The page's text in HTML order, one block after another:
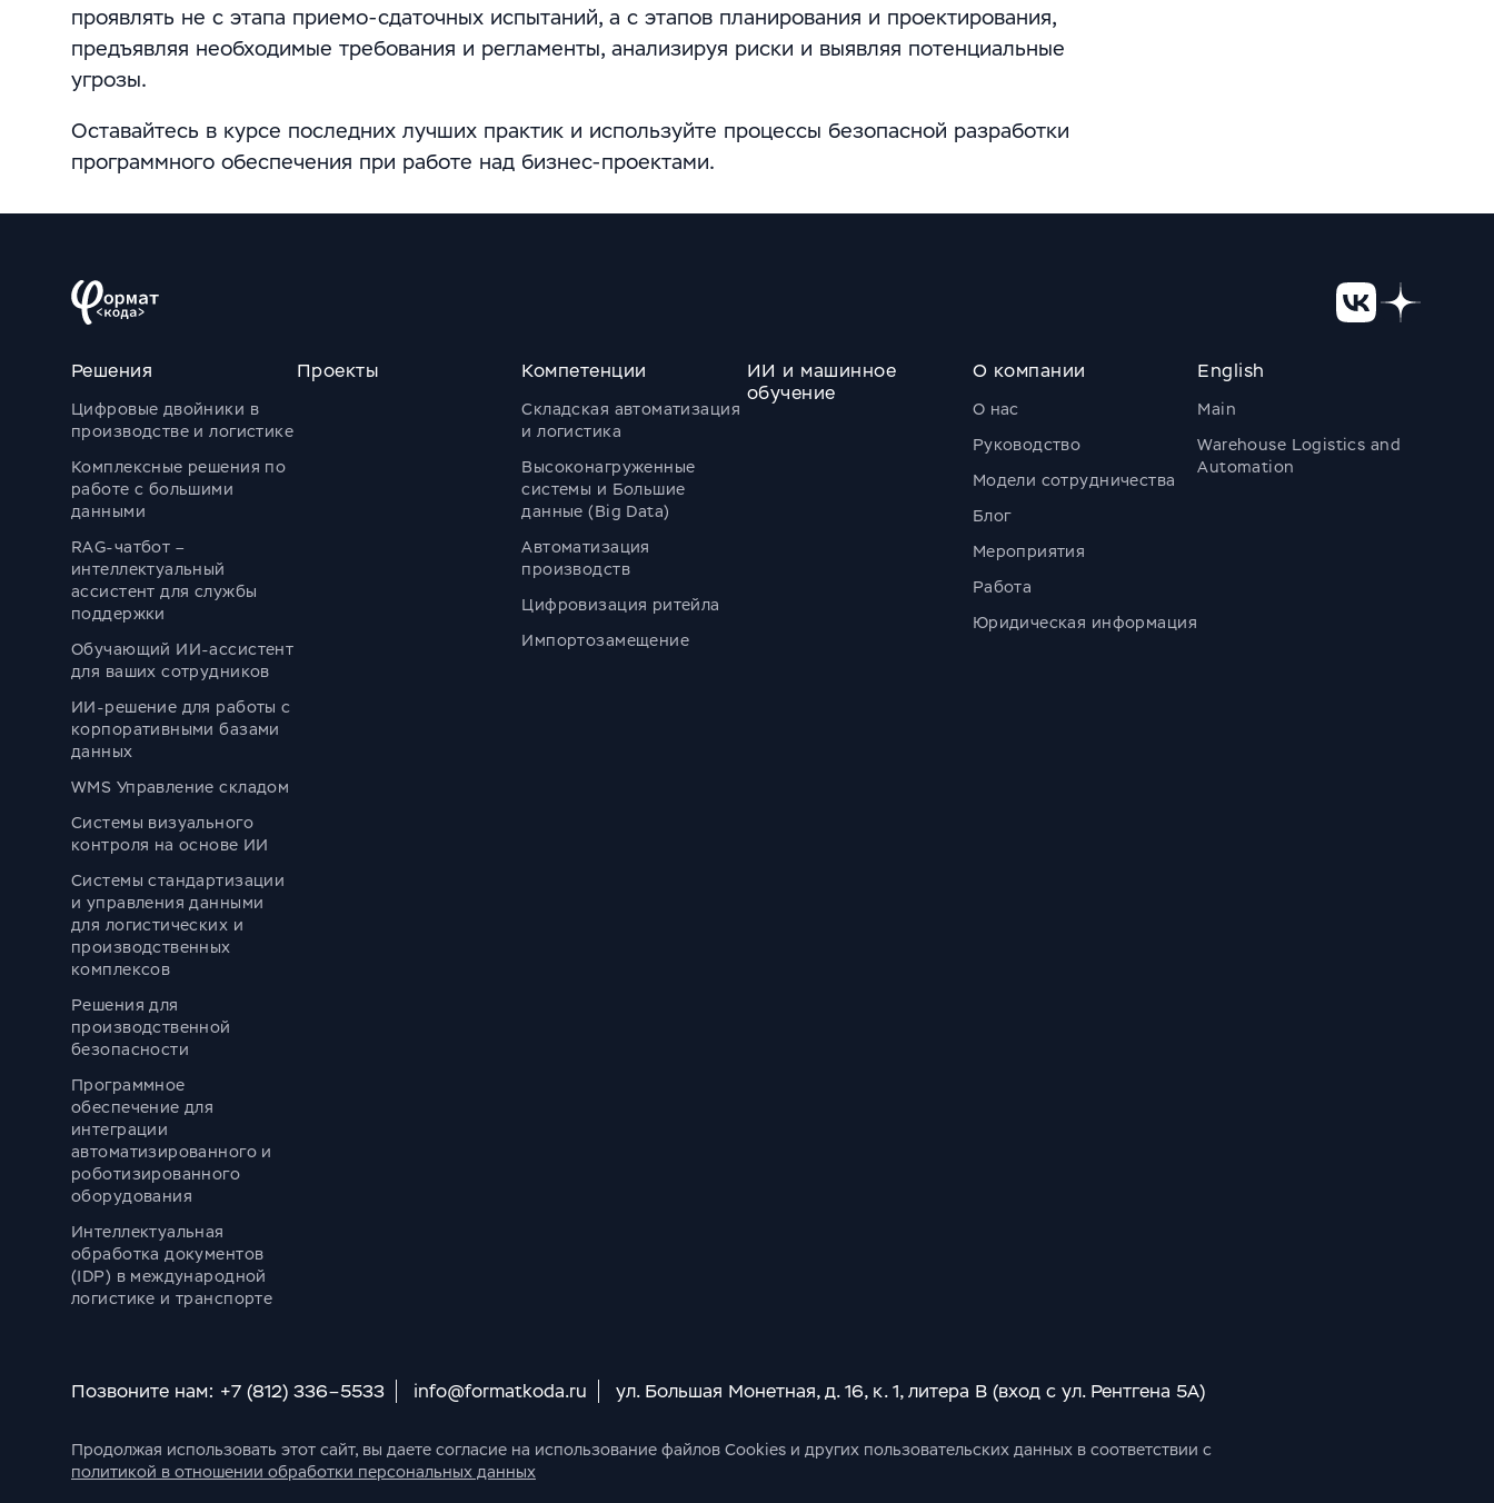
проявлять не c этапа приемо-сдаточных испытаний, а с этапов планирования и проектирования,
предъявляя необходимые требования и регламенты, анализируя риски и выявляя потенциальные
угрозы.
Оставайтесь в курсе последних лучших практик и используйте процессы безопасной разработки
программного обеспечения при работе над бизнес-проектами.
Решения
Цифровые двойники в
производстве и логистике
Комплексные решения по
работе с большими
данными
RAG-чатбот –
интеллектуальный
ассистент для службы
поддержки
Обучающий ИИ-ассистент
для ваших сотрудников
ИИ-решение для работы с
корпоративными базами
данных
WMS Управление складом
Системы визуального
контроля на основе ИИ
Системы стандартизации
и управления данными
для логистических и
производственных
комплексов
Решения для
производственной
безопасности
Программное
обеспечение для
интеграции
автоматизированного и
роботизированного
оборудования
Интеллектуальная
обработка документов
(IDP) в международной
логистике и транспорте
Проекты Компетенции
Складская автоматизация
и логистика
Высоконагруженные
системы и Большие
данные (Big Data)
Автоматизация
производств
Цифровизация ритейла
Импортозамещение
ИИ и машинное
обучение
О компании
О нас
Руководство
Модели сотрудничества
Блог
Мероприятия
Работа
Юридическая информация
English
Main
Warehouse Logistics and
Automation
Позвоните нам: +7 (812) 336–5533 info@formatkoda.ru ул. Большая Монетная, д. 16, к. 1, литера В (вход с ул. Рентгена 5А)
Продолжая использовать этот сайт, вы даете согласие на использование файлов Cookies и других пользовательских данных в соответствии с
политикой в отношении обработки персональных данных